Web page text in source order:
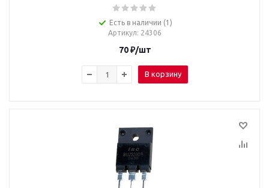
Есть в наличии (1)
Артикул: 24306
70₽/шт
В корзину